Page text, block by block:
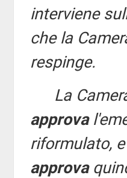
interviene
che la
respinge.
La
approva
riformulato,
approva